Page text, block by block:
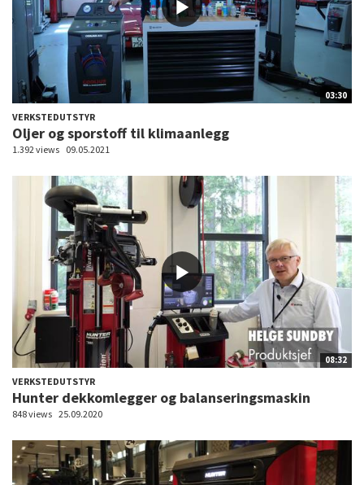
03:30
VERKSTEDUTSTYR
Oljer og sporstoff til klimaanlegg
1.392 views 09.05.2021
08:32
VERKSTEDUTSTYR
Hunter dekkomlegger og balanseringsmaskin
848 views 25.09.2020